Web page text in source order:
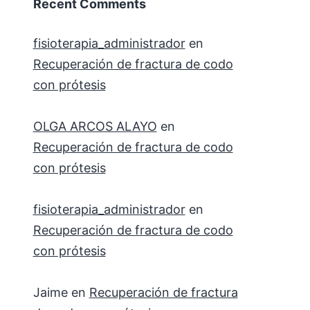
Recent Comments
fisioterapia_administradoren
Recuperación de fractura de codo
con prótesis
OLGA ARCOS ALAYO en
Recuperación de fractura de codo
con prótesis
fisioterapia_administradoren
Recuperación de fractura de codo
con prótesis
Jaimeen Recuperación de fractura